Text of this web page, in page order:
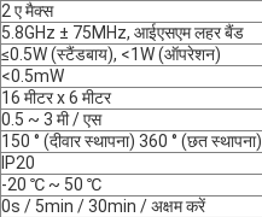
2 ए मैक्स
5.8GHz ± 75MHz, आईएसएम लहर बैंड
≤0.5W (स्टैंडबाय), <1W (ऑपरेशन)
<0.5mW
16 मीटर x 6 मीटर
0.5 ~ 3 मी / एस
150 ° (दीवार स्थापना) 360 ° (छत स्थापना)
IP20
-20 ℃ ~ 50 ℃
0s / 5min / 30min / अक्षम करें